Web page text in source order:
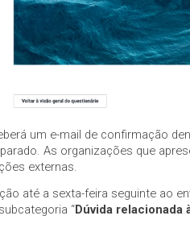
um e-mail de confirmação
As organizações que
externas.
até a sexta-feira seguinte ao
“Dúvida relacionada